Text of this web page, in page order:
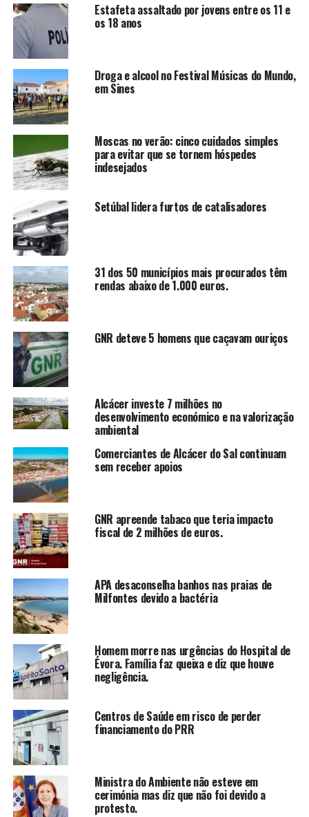
Estafeta assaltado por jovens entre os 11 e
os 18 anos
Droga e alcool no Festival Músicas do Mundo,
em Sines
Moscas no verão: cinco cuidados simples
para evitar que se tornem hóspedes
indesejados
Setúbal lidera furtos de catalisadores
31 dos 50 municípios mais procurados têm
rendas abaixo de 1.000 euros.
GNR deteve 5 homens que caçavam ouriços
Alcácer investe 7 milhões no
desenvolvimento económico e na valorização
ambiental
Comerciantes de Alcácer do Sal continuam
sem receber apoios
GNR apreende tabaco que teria impacto
fiscal de 2 milhões de euros.
APA desaconselha banhos nas praias de
Milfontes devido a bactéria
Homem morre nas urgências do Hospital de
Évora. Família faz queixa e diz que houve
negligência.
Centros de Saúde em risco de perder
financiamento do PRR
Ministra do Ambiente não esteve em
cerimónia mas diz que não foi devido a
protesto.